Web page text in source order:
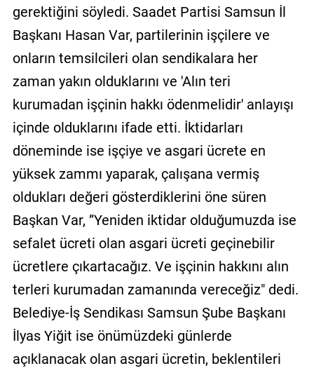
İletişim
Gizlilik
Sözleşmesi
Kullanıcı
Sözleşmesi
gerektiğini söyledi. Saadet Partisi Samsun İl
Başkanı Hasan Var, partilerinin işçilere ve
onların temsilcileri olan sendikalara her
zaman yakın olduklarını ve 'Alın teri
kurumadan işçinin hakkı ödenmelidir' anlayışı
içinde olduklarını ifade etti. İktidarları
döneminde ise işçiye ve asgari ücrete en
yüksek zammı yaparak, çalışana vermiş
oldukları değeri gösterdiklerini öne süren
Başkan Var, ”Yeniden iktidar olduğumuzda ise
sefalet ücreti olan asgari ücreti geçinebilir
ücretlere çıkartacağız. Ve işçinin hakkını alın
terleri kurumadan zamanında vereceğiz" dedi.
Belediye-İş Sendikası Samsun Şube Başkanı
İlyas Yiğit ise önümüzdeki günlerde
açıklanacak olan asgari ücretin, beklentileri